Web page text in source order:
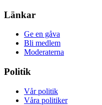
Länkar
Ge en gåva
Bli medlem
Moderaterna
Politik
Vår politik
Våra politiker